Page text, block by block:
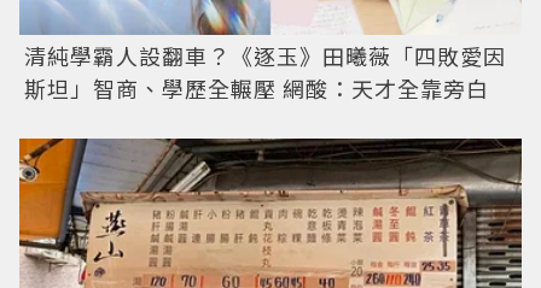
清純學霸人設翻車？《逐玉》田曦薇「四敗愛因
斯坦」智商、學歷全輾壓 網酸：天才全靠旁白